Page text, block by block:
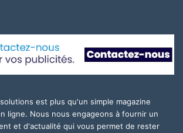
est plus qu'un simple magazine
ligne. Nous nous engageons à fournir un
et d'actualité qui vous permet de rester